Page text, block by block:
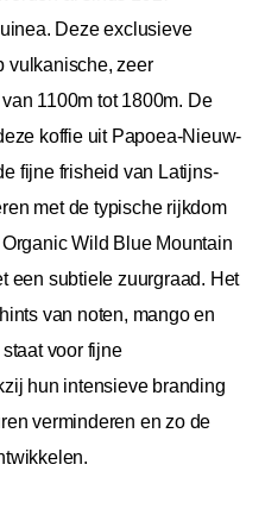
Deze exclusieve
vulkanische, zeer
1100m tot 1800m. De
koffie uit Papoea-Nieuw-
fijne frisheid van Latijns-
met de typische rijkdom
Wild Blue Mountain
een subtiele zuurgraad. Het
van noten, mango en
voor fijne
hun intensieve branding
verminderen en zo de